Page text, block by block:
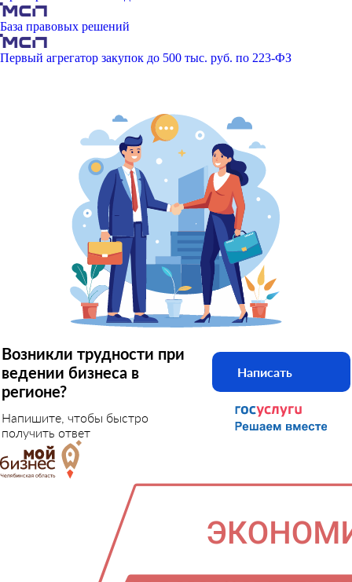
База правовых решений
Первый агрегатор закупок до 500 тыс. руб. по 223-ФЗ
Возникли трудности при
ведении бизнеса в
регионе?
Напишите, чтобы быстро
получить ответ
Написать